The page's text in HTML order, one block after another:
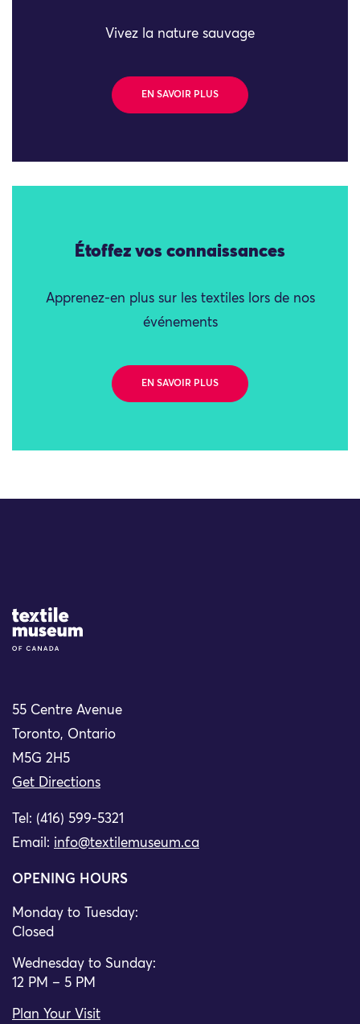
Vivez la nature sauvage
EN SAVOIR PLUS
Étoffez vos connaissances
Apprenez-en plus sur les textiles lors de nos
événements
EN SAVOIR PLUS
Site Logo
55 Centre Avenue
Toronto, Ontario
M5G 2H5
Get Directions
Tel: (416) 599-5321
Email: info@textilemuseum.ca
OPENING HOURS
Monday to Tuesday:
Closed
Wednesday to Sunday:
12 PM – 5 PM
Plan Your Visit